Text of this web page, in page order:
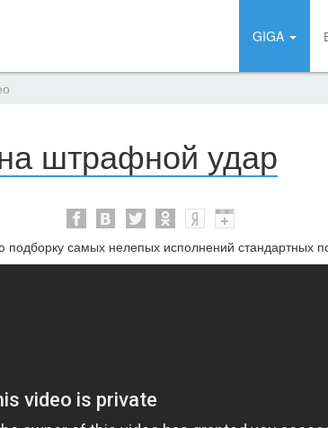
GIGA
штрафной удар
самых нелепых исполнений стандартных